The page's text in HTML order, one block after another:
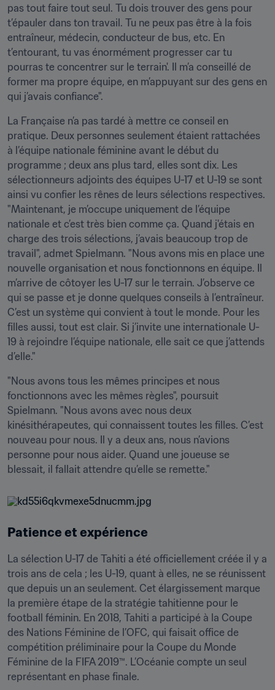
pas tout faire tout seul. Tu dois trouver des gens pour
t’épauler dans ton travail. Tu ne peux pas être à la fois
entraîneur, médecin, conducteur de bus, etc. En
t’entourant, tu vas énormément progresser car tu
pourras te concentrer sur le terrain'. Il m’a conseillé de
former ma propre équipe, en m’appuyant sur des gens en
qui j’avais confiance".
La Française n’a pas tardé à mettre ce conseil en
pratique. Deux personnes seulement étaient rattachées
à l’équipe nationale féminine avant le début du
programme ; deux ans plus tard, elles sont dix. Les
sélectionneurs adjoints des équipes U-17 et U-19 se sont
ainsi vu confier les rênes de leurs sélections respectives.
"Maintenant, je m’occupe uniquement de l’équipe
nationale et c’est très bien comme ça. Quand j'étais en
charge des trois sélections, j’avais beaucoup trop de
travail", admet Spielmann. "Nous avons mis en place une
nouvelle organisation et nous fonctionnons en équipe. Il
m’arrive de côtoyer les U-17 sur le terrain. J’observe ce
qui se passe et je donne quelques conseils à l’entraîneur.
C’est un système qui convient à tout le monde. Pour les
filles aussi, tout est clair. Si j’invite une internationale U-
19 à rejoindre l’équipe nationale, elle sait ce que j’attends
d’elle."
"Nous avons tous les mêmes principes et nous
fonctionnons avec les mêmes règles", poursuit
Spielmann. "Nous avons avec nous deux
kinésithérapeutes, qui connaissent toutes les filles. C’est
nouveau pour nous. Il y a deux ans, nous n’avions
personne pour nous aider. Quand une joueuse se
blessait, il fallait attendre qu’elle se remette."
Patience et expérience
La sélection U-17 de Tahiti a été officiellement créée il y a
trois ans de cela ; les U-19, quant à elles, ne se réunissent
que depuis un an seulement. Cet élargissement marque
la première étape de la stratégie tahitienne pour le
football féminin. En 2018, Tahiti a participé à la Coupe
des Nations Féminine de l’OFC, qui faisait office de
compétition préliminaire pour la Coupe du Monde
Féminine de la FIFA 2019™. L’Océanie compte un seul
représentant en phase finale.